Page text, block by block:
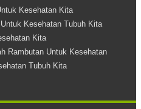
Kesehatan Kita
Kesehatan Tubuh Kita
Kita
Rambutan Untuk Kesehatan
Tubuh Kita